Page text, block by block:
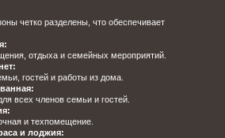
четко разделены, что обеспечивает
отдыха и семейных мероприятий.
гостей и работы из дома.
всех членов семьи и гостей.
и техпомещение.
и лоджия: